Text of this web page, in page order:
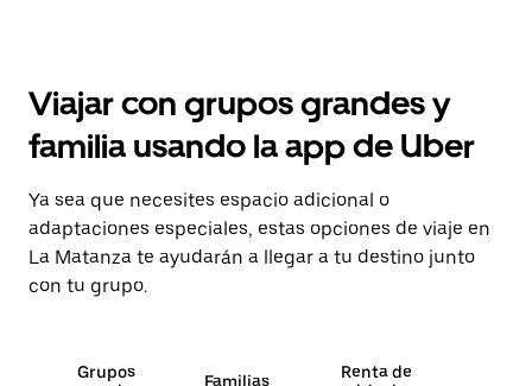
Viajar con grupos grandes y
familia usando la app de Uber
Ya sea que necesites espacio adicional o
adaptaciones especiales, estas opciones de viaje en
La Matanza te ayudarán a llegar a tu destino junto
con tu grupo.
Grupos
Familias
Renta de